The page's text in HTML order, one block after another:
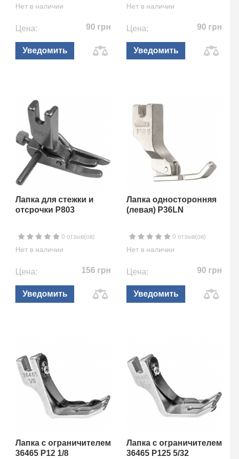
Нет в наличии
Цена: 90 грн
Уведомить
Нет в наличии
Цена: 90 грн
Уведомить
Лапка для стежки и
отсрочки P803
0 отзыв(ов)
Нет в наличии
Цена: 156 грн
Уведомить
Лапка односторонняя
(левая) P36LN
0 отзыв(ов)
Нет в наличии
Цена: 90 грн
Уведомить
Лапка с ограничителем
36465 P12 1/8
Лапка с ограничителем
36465 P125 5/32